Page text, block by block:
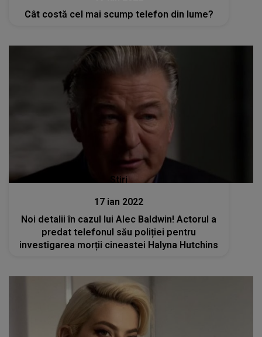
Cât costă cel mai scump telefon din lume?
Stiri
17 ian 2022
Noi detalii în cazul lui Alec Baldwin! Actorul a
predat telefonul său poliției pentru
investigarea morții cineastei Halyna Hutchins